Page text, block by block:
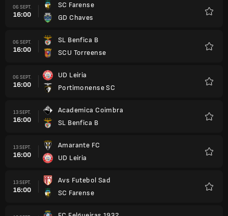
06 SEPT.
16:00
SC Farense
GD Chaves
06 SEPT.
16:00
SL Benfica B
SCU Torreense
06 SEPT.
16:00
UD Leiria
Portimonense SC
13 SEPT.
16:00
Academica Coimbra
SL Benfica B
13 SEPT.
16:00
Amarante FC
UD Leiria
13 SEPT.
16:00
Avs Futebol Sad
SC Farense